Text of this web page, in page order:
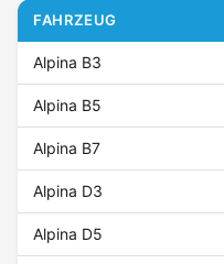
FAHRZEUG
Alpina B3
Alpina B5
Alpina B7
Alpina D3
Alpina D5